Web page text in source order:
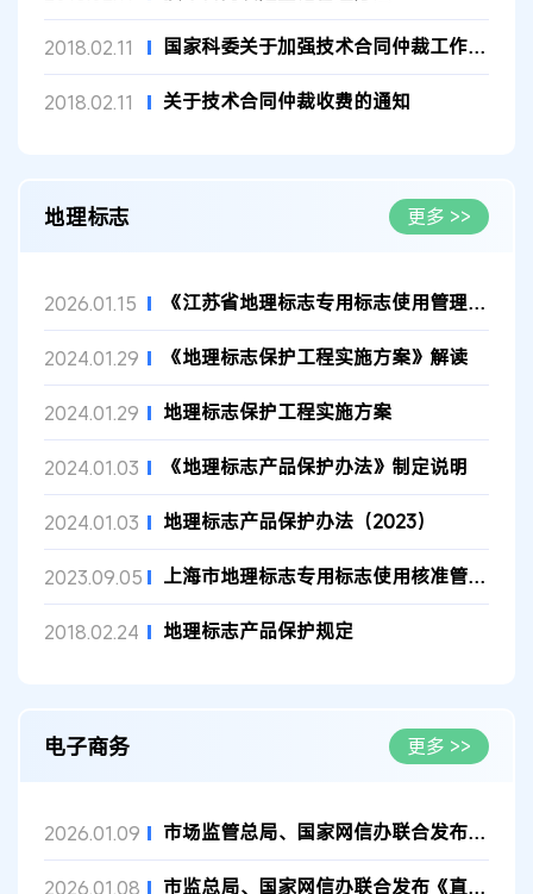
2018.02.11 国家科委关于加强技术合同仲裁工作的若干意见
2018.02.11 关于技术合同仲裁收费的通知
地理标志 更多 >>
2026.01.15 《江苏省地理标志专用标志使用管理办法》全文发布
2024.01.29 《地理标志保护工程实施方案》解读
2024.01.29 地理标志保护工程实施方案
2024.01.03 《地理标志产品保护办法》制定说明
2024.01.03 地理标志产品保护办法（2023）
2023.09.05 上海市地理标志专用标志使用核准管理办法
2018.02.24 地理标志产品保护规定
电子商务 更多 >>
2026.01.09 市场监管总局、国家网信办联合发布《网络交易平台规则监督管理办...
2026.01.08 市监总局、国家网信办联合发布《直播电商监督管理办法》全文